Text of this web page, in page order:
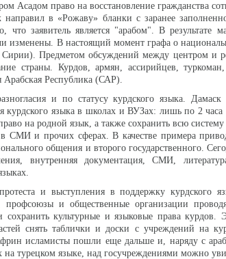
Асадом право на восстановление гражданства
в «Рожаву» бланки с заранее
что заявитель является "арабом". В результате
изменены. В настоящий момент графа о
Предметом обсуждений между центром и
страны. Курдов, армян, ассирийцев,
Арабская Республика (САР).
и по статусу курдского языка. Дамаск
курдского языка в школах и ВУЗах: лишь по 2
на родной язык, а также сохранить всю
СМИ и прочих сферах. В качестве примера
общения и второго государственного.
внутренняя документация, СМИ,
и выступления в поддержку курдского
и общественные организации
сохранить культурные и языковые права
снять таблички и доски с учреждений на
исламисты пошли еще дальше и, наряду с
на турецком языке, над госучреждениями можно